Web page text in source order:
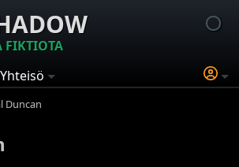
FIKTIOTA
Yhteisö
Duncan